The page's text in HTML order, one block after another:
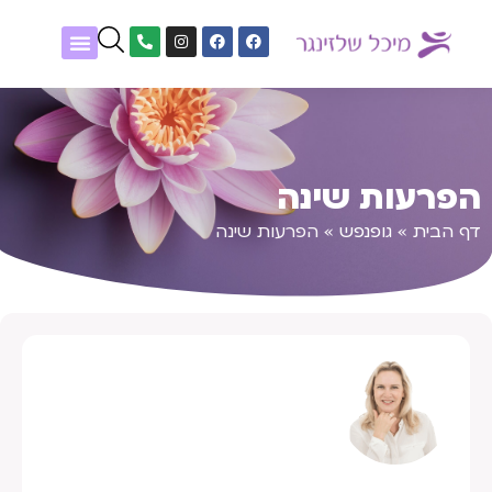
הפרעות שינה
דף הבית » גופנפש » הפרעות שינה